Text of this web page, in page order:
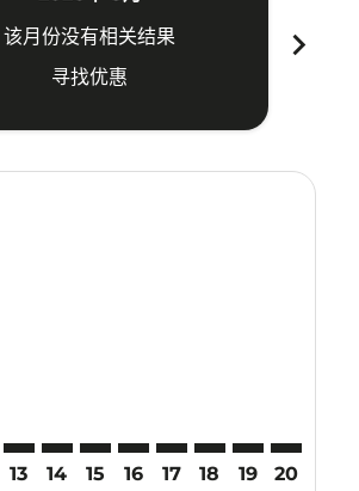
该月份没有相关结果
寻找优惠
chevron_right
13 14 15 16 17 18 19 20